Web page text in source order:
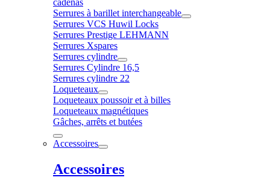
cadenas
Serrures à barillet interchangeable
Serrures VCS Huwil Locks
Serrures Prestige LEHMANN
Serrures Xspares
Serrures cylindre
Serrures Cylindre 16,5
Serrures cylindre 22
Loqueteaux
Loqueteaux poussoir et à billes
Loqueteaux magnétiques
Gâches, arrêts et butées
Accessoires
Accessoires